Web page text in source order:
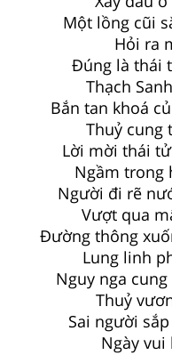
Một lồng cũi
Hỏi ra
Đúng là thái
Thạch
Bắn tan khoá
Thuỷ cung
Lời mời thái
Ngầm trong
Người đi rẽ
Vượt qua
Đường thông
Lung linh
Nguy nga
Thuỷ
Sai người
Ngày